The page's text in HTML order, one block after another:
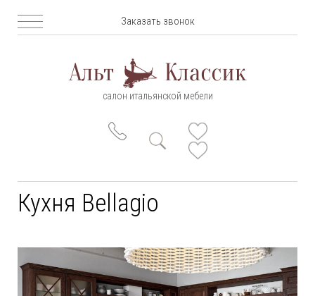
Заказать звонок
салон итальянской мебели
Кухня Bellagio